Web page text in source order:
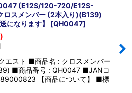
(E12S/120-720/E12S-
ロスメンバー (2本入り)(B139)
になります】 [QH0047]
エスト ■商品名 : クロスメンバー
■商品番号 : QH0047 ■JANコ
【商品について】 ■標